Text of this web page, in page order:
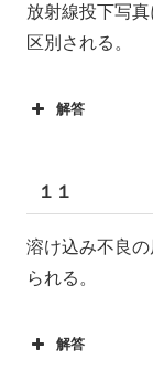
放射線投下写
区別される。
解答
１１
溶け込み不良
られる。
解答